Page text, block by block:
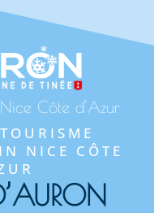
Côte d'Azur
NICE CÔTE